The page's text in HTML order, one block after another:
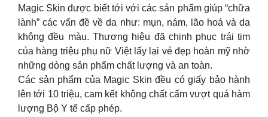
Magic Skin được biết tới với các sản phẩm giúp “chữa
lành” các vấn đề về da như: mụn, nám, lão hoá và da
không đều màu. Thương hiệu đã chinh phục trái tim
của hàng triệu phụ nữ Việt lấy lại vẻ đẹp hoàn mỹ nhờ
những dòng sản phẩm chất lượng và an toàn.
Các sản phẩm của Magic Skin đều có giấy bảo hành
lên tới 10 triệu, cam kết không chất cấm vượt quá hàm
lượng Bộ Y tế cấp phép.